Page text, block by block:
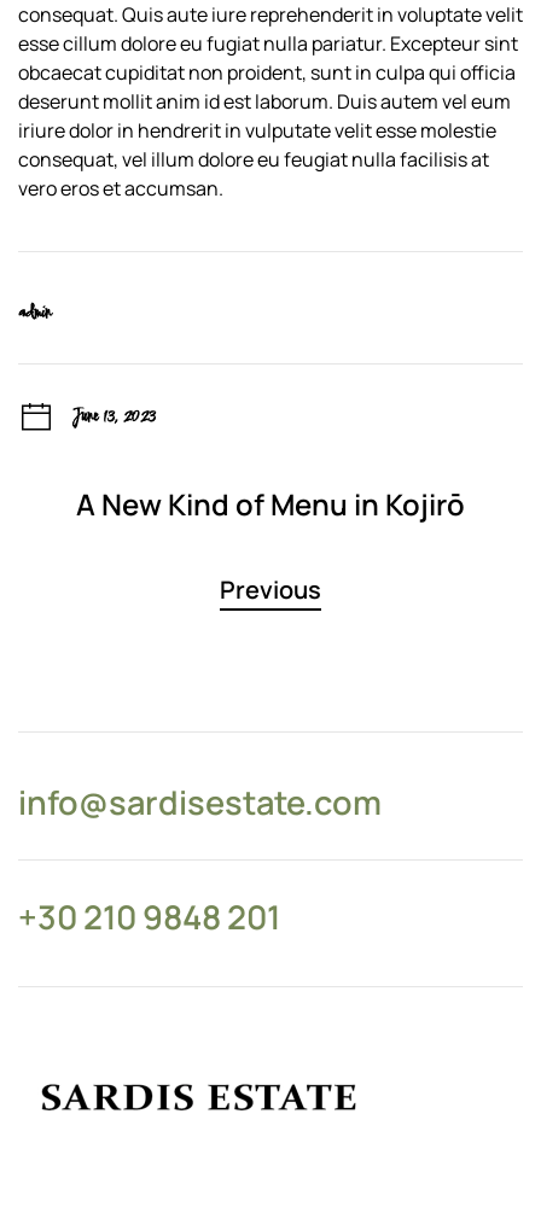
consequat. Quis aute iure reprehenderit in voluptate velit
esse cillum dolore eu fugiat nulla pariatur. Excepteur sint
obcaecat cupiditat non proident, sunt in culpa qui officia
deserunt mollit anim id est laborum. Duis autem vel eum
iriure dolor in hendrerit in vulputate velit esse molestie
consequat, vel illum dolore eu feugiat nulla facilisis at
vero eros et accumsan.
admin
June 13, 2023
A New Kind of Menu in Kojirō
Previous
info@sardisestate.com
+30 210 9848 201